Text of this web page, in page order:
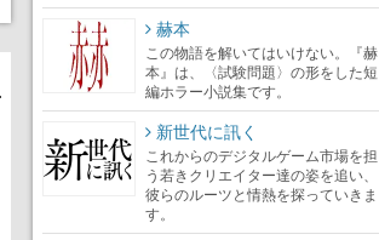
赫本
この物語を解いてはいけない。『赫
本』は、〈試験問題〉の形をした短
編ホラー小説集です。
新世代に訊く
これからのデジタルゲーム市場を担
う若きクリエイター達の姿を追い、
彼らのルーツと情熱を探っていきま
す。